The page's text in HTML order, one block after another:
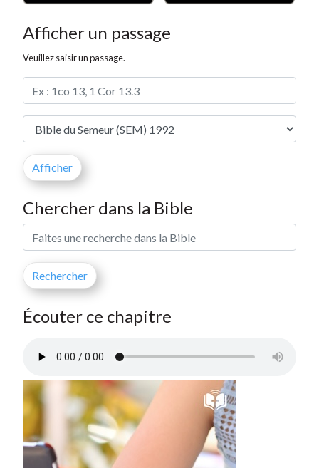
Afficher un passage
Veuillez saisir un passage.
Chercher dans la Bible
Écouter ce chapitre